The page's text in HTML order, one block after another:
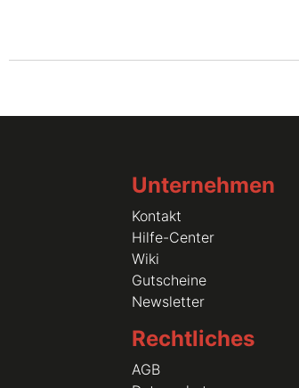
Unternehmen
Kontakt
Hilfe-Center
Wiki
Gutscheine
Newsletter
Rechtliches
AGB